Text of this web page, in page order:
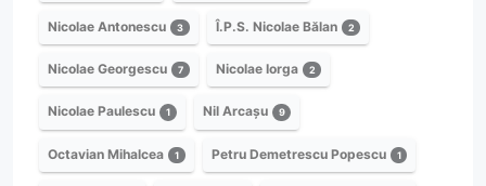
Nicolae Antonescu 3 Î.P.S. Nicolae Bălan 2
Nicolae Georgescu 7 Nicolae Iorga 2
Nicolae Paulescu 1 Nil Arcașu 9
Octavian Mihalcea 1 Petru Demetrescu Popescu 1